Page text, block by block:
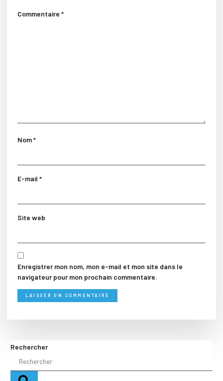
Commentaire *
Nom*
E-mail *
Site web
Enregistrer mon nom, mon e-mail et mon site dans le
navigateur pour mon prochain commentaire.
Rechercher